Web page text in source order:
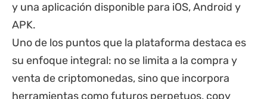
y una aplicación disponible para iOS, Android y
APK.
Uno de los puntos que la plataforma destaca es
su enfoque integral: no se limita a la compra y
venta de criptomonedas, sino que incorpora
herramientas como futuros perpetuos, copy